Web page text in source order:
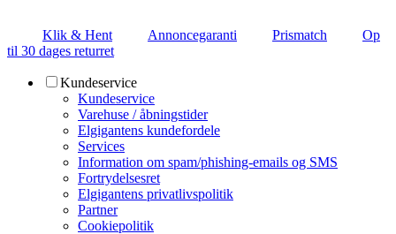
Klik & Hent Annoncegaranti Prismatch
Op
til 30 dages returret
Kundeservice
Kundeservice
Varehuse / åbningstider
Elgigantens kundefordele
Services
Information om spam/phishing-emails og SMS
Fortrydelsesret
Elgigantens privatlivspolitik
Partner
Cookiepolitik